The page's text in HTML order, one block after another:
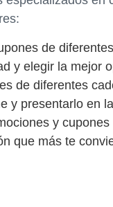
de
y elegir la mejor
de diferentes
y presentarlo en
y
que más te